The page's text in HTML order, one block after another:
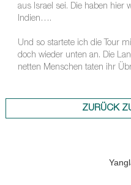
aus Israel sei. Die haben hier
Indien….
Und so startete ich die Tour
doch wieder unten an. Die
netten Menschen taten ihr
ZURÜCK